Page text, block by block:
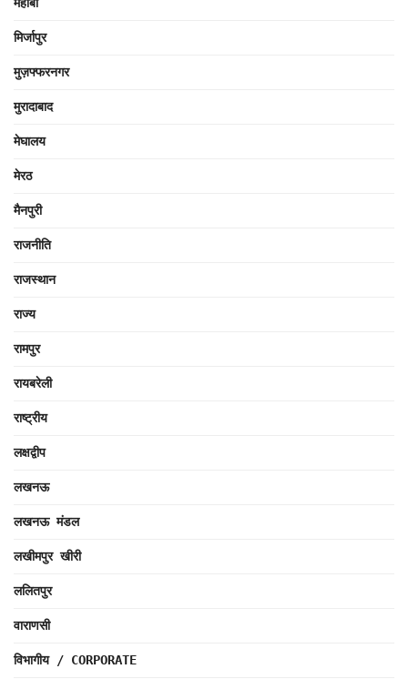
मिर्जापुर
मुज़फ्फरनगर
मुरादाबाद
मेघालय
मेरठ
मैनपुरी
राजनीति
राजस्थान
राज्य
रामपुर
रायबरेली
राष्ट्रीय
लक्षद्वीप
लखनऊ
लखनऊ मंडल
लखीमपुर खीरी
ललितपुर
वाराणसी
विभागीय / CORPORATE